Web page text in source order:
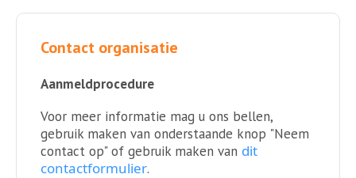
Contact organisatie
Aanmeldprocedure
Voor meer informatie mag u ons bellen,
gebruik maken van onderstaande knop "Neem
contact op" of gebruik maken van dit
contactformulier.